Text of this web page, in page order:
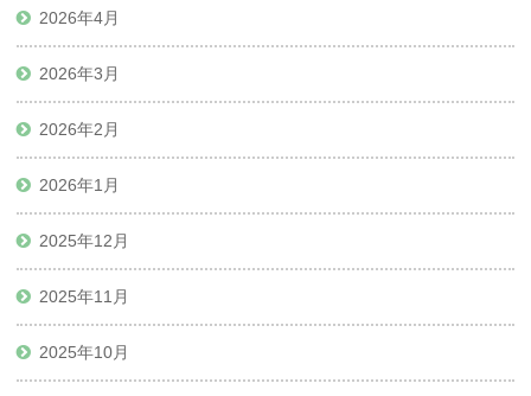
2026年4月
2026年3月
2026年2月
2026年1月
2025年12月
2025年11月
2025年10月